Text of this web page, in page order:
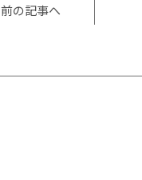
前の記事へ